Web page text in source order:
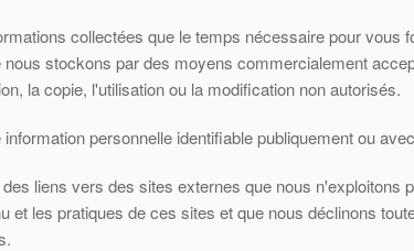
collectées que le temps nécessaire pour vous
stockons par des moyens commercialement
la copie, l'utilisation ou la modification non autorisés.
personnelle identifiable publiquement ou
liens vers des sites externes que nous n'exploitons
et les pratiques de ces sites et que nous déclinons